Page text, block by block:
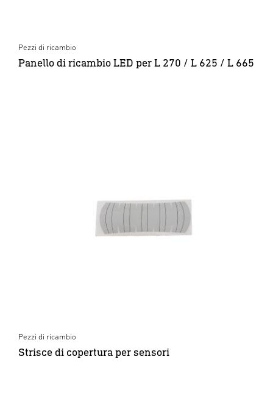
Pezzi di ricambio
Panello di ricambio LED per L 270 / L 625 / L 665
Pezzi di ricambio
Strisce di copertura per sensori